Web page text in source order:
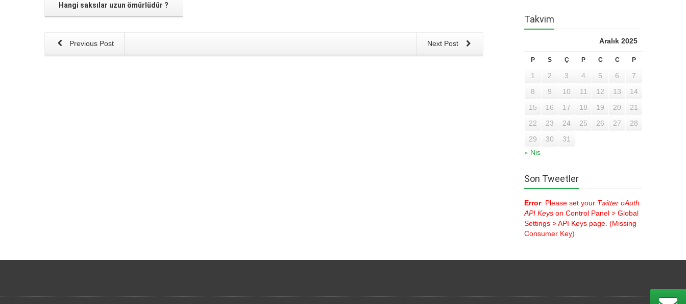
Hangi saksılar uzun ömürlüdür ?
Modelleri
Next Post
Previous Post
Takvim
Aralık 2025
P S Ç P C C P
1 2 3 4 5 6
7
8
9 10 11 12 13
14
15
16 17 18 19 20
21
22
23 24 25 26 27
28
29
30
31
« Nis
Son Tweetler
Error: Please set your Twitter oAuth
API Keys on Control Panel > Global
Settings > API Keys page. (Missing
Consumer Key)